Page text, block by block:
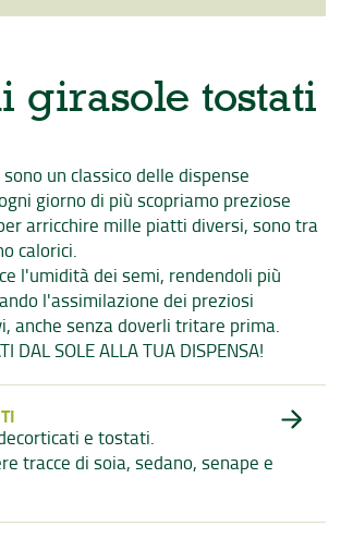
girasole tostati
un classico delle dispense
giorno di più scopriamo preziose
arricchire mille piatti diversi, sono tra
calorici.
l'umidità dei semi, rendendoli più
l'assimilazione dei preziosi
anche senza doverli tritare prima.
DAL SOLE ALLA TUA DISPENSA!
e tostati.
tracce di soia, sedano, senape e